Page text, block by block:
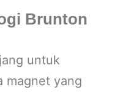
Brunton
untuk
magnet yang